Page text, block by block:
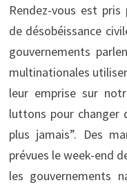
Rendez-vous est
de désobéissance
gouvernements
multinationales
leur emprise sur
luttons pour changer
plus jamais”. Des
prévues le week-end
les gouvernements